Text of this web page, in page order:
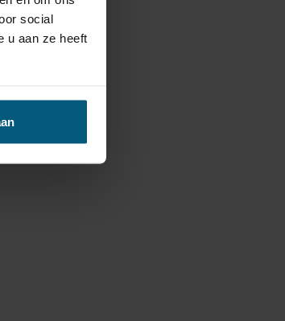
social
u aan ze heeft